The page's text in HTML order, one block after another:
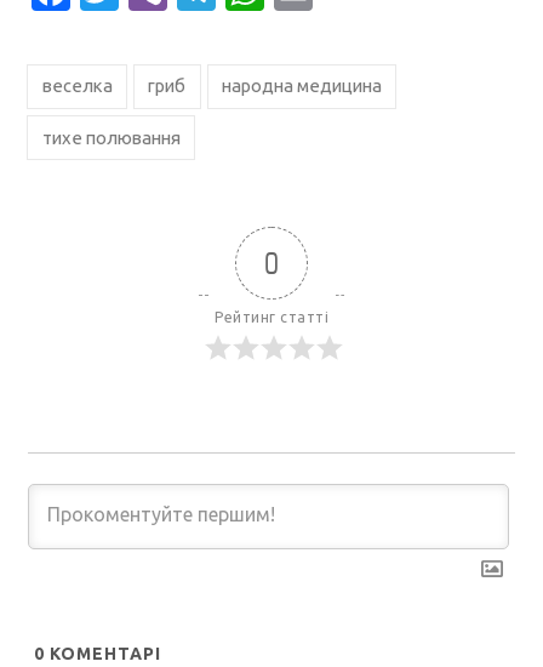
веселка гриб народна медицина
тихе полювання
0
Рейтинг статті
0 КОМЕНТАРІ